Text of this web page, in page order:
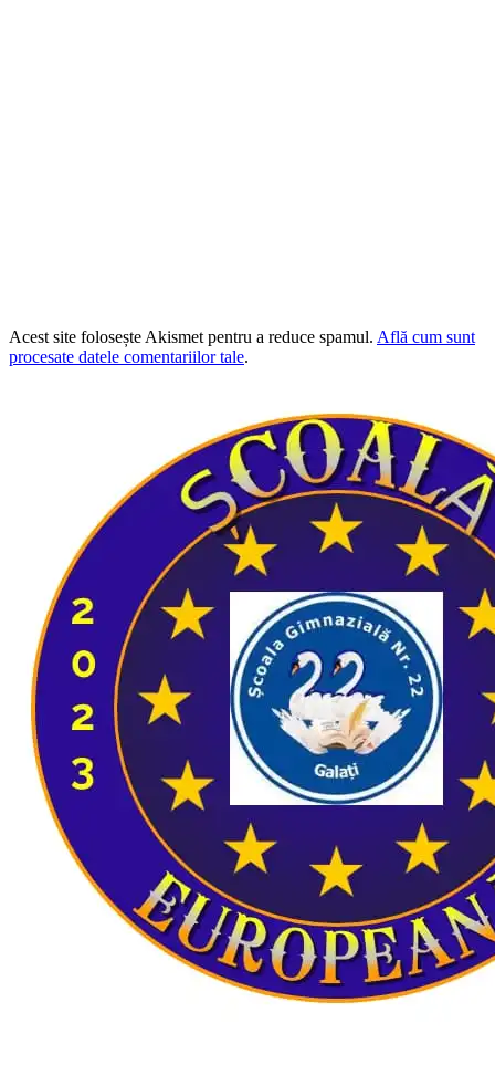
Acest site folosește Akismet pentru a reduce spamul. Află cum sunt
procesate datele comentariilor tale.